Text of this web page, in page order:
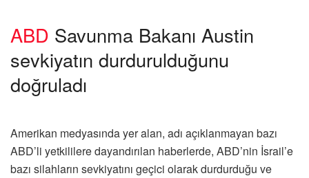
ABD Savunma Bakanı Austin
sevkiyatın durdurulduğunu
doğruladı
Amerikan medyasında yer alan, adı açıklanmayan bazı
ABD’li yetkililere dayandırılan haberlerde, ABD’nin İsrail’e
bazı silahların sevkiyatını geçici olarak durdurduğu ve